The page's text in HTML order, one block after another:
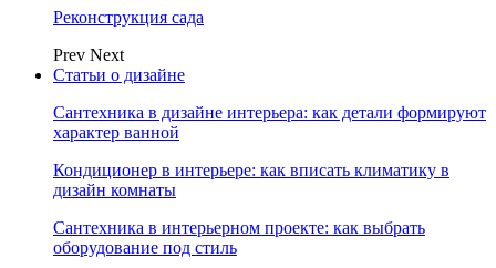
Реконструкция сада
Prev Next
Статьи о дизайне
Сантехника в дизайне интерьера: как детали формируют
характер ванной
Кондиционер в интерьере: как вписать климатику в
дизайн комнаты
Сантехника в интерьерном проекте: как выбрать
оборудование под стиль